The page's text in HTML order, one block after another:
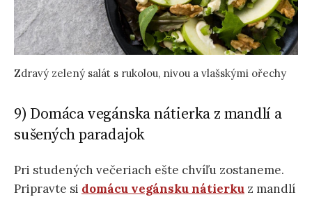
Zdravý zelený salát s rukolou, nivou a vlašskými ořechy
9) Domáca vegánska nátierka z mandlí a
sušených paradajok
Pri studených večeriach ešte chvíľu zostaneme.
Pripravte si domácu vegánsku nátierku z mandlí